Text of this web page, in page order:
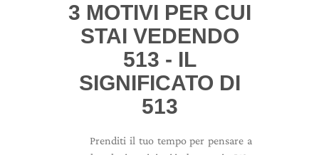
3 MOTIVI PER CUI
STAI VEDENDO
513 - IL
SIGNIFICATO DI
513
Prenditi il ​​tuo tempo per pensare a